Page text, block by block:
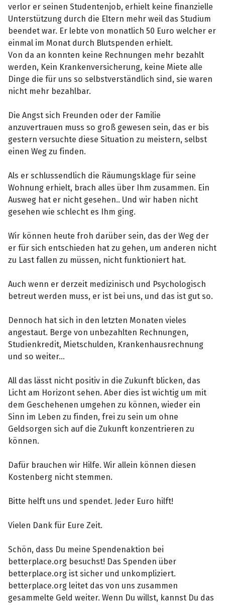
verlor er seinen Studentenjob, erhielt keine finanzielle
Unterstützung durch die Eltern mehr weil das Studium
beendet war. Er lebte von monatlich 50 Euro welcher er
einmal im Monat durch Blutspenden erhielt.
Von da an konnten keine Rechnungen mehr bezahlt
werden, Kein Krankenversicherung, keine Miete alle
Dinge die für uns so selbstverständlich sind, sie waren
nicht mehr bezahlbar.
Die Angst sich Freunden oder der Familie
anzuvertrauen muss so groß gewesen sein, das er bis
gestern versuchte diese Situation zu meistern, selbst
einen Weg zu finden.
Als er schlussendlich die Räumungsklage für seine
Wohnung erhielt, brach alles über Ihm zusammen. Ein
Ausweg hat er nicht gesehen.. Und wir haben nicht
gesehen wie schlecht es Ihm ging.
Wir können heute froh darüber sein, das der Weg der
er für sich entschieden hat zu gehen, um anderen nicht
zu Last fallen zu müssen, nicht funktioniert hat.
Auch wenn er derzeit medizinisch und Psychologisch
betreut werden muss, er ist bei uns, und das ist gut so.
Dennoch hat sich in den letzten Monaten vieles
angestaut. Berge von unbezahlten Rechnungen,
Studienkredit, Mietschulden, Krankenhausrechnung
und so weiter...
All das lässt nicht positiv in die Zukunft blicken, das
Licht am Horizont sehen. Aber dies ist wichtig um mit
dem Geschehenen umgehen zu können, wieder ein
Sinn im Leben zu finden, frei zu sein um ohne
Geldsorgen sich auf die Zukunft konzentrieren zu
können.
Dafür brauchen wir Hilfe. Wir allein können diesen
Kostenberg nicht stemmen.
Bitte helft uns und spendet. Jeder Euro hilft!
Vielen Dank für Eure Zeit.
Schön, dass Du meine Spendenaktion bei
betterplace.org besuchst! Das Spenden über
betterplace.org ist sicher und unkompliziert.
betterplace.org leitet das von uns zusammen
gesammelte Geld weiter. Wenn Du willst, kannst Du das